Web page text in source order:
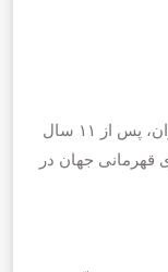
تیم ملّی کشتی فرنگی جمهوری اسلامی ایران، پس از ۱۱ سال
قهرمانی جهان در